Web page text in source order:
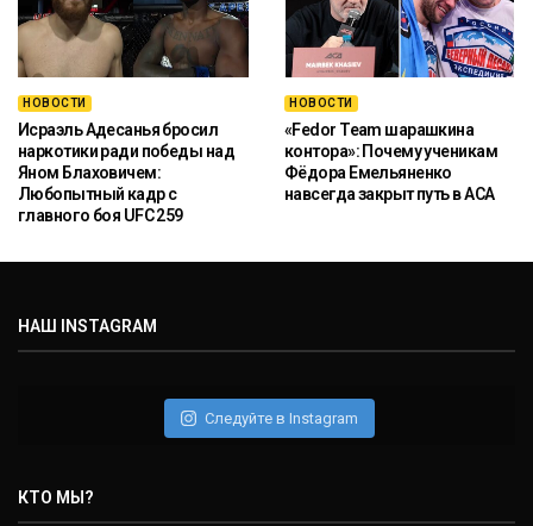
НОВОСТИ
Исраэль Адесанья бросил
наркотики ради победы над
Яном Блаховичем:
Любопытный кадр с
главного боя UFC 259
НОВОСТИ
«Fedor Team шарашкина
контора»: Почему ученикам
Фёдора Емельяненко
навсегда закрыт путь в ACA
НАШ INSTAGRAM
Следуйте в Instagram
КТО МЫ?